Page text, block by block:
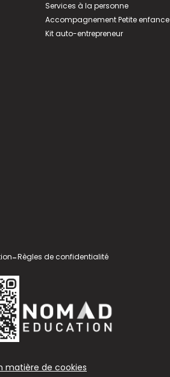
Services à la personne
Accompagnement Petite enfance
Kit auto-entrepreneur
-Règles de confidentialité
matière de cookies